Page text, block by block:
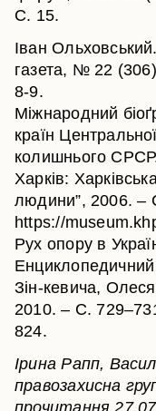
С. 15.
Іван
газета, № 22
8-9.
Міжнародний
країн
колишнього
Харків:
людини”, 2006. –
https://
Рух опору в
Зін-кевича,
2010. – С.
824.
Ірина Рапп,
правозахисна
прочитання